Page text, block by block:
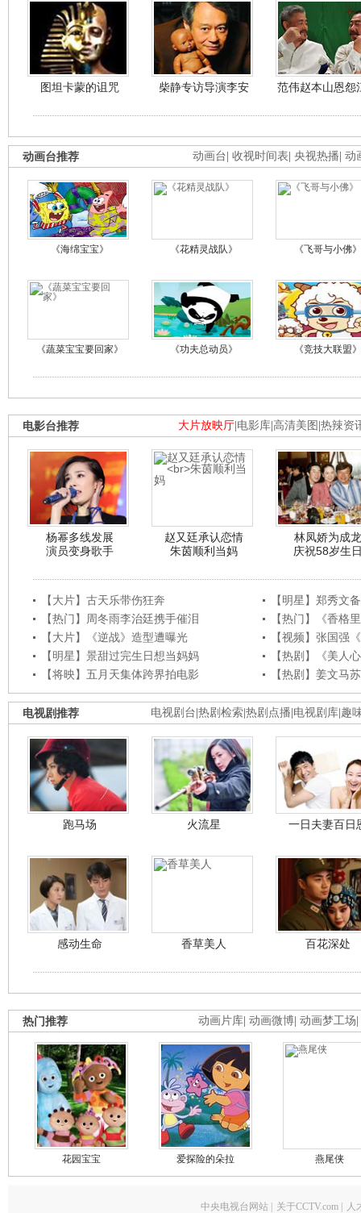
图坦卡蒙的诅咒 柴静专访导演李安 范伟赵本山恩怨
动画台 收视时间表 央视热播 动
动画台推荐
《海绵宝宝》 《花精灵战队》 《飞哥与小佛》
《蔬菜宝宝要回家》 《功夫总动员》 《竞技大联盟》
大片放映厅 电影库 高清美图 热辣资
电影台推荐
杨幂多线发展
演员变身歌手
赵又廷承认恋情
朱茵顺利当妈
林凤娇为成龙
庆祝58岁生
【大片】古天乐带伤狂奔
【明星】郑秀文
【热门】周冬雨李治廷携手催泪
【热门】《香格
【大片】《逆战》造型遭曝光
【视频】张国强
【明星】景甜过完生日想当妈妈
【热剧】《美人
【将映】五月天集体跨界拍电影
【热剧】姜文马
电视剧台 热剧检索 热剧点播 电视剧库 趣
电视剧推荐
跑马场 火流星 一日夫妻百日
感动生命 香草美人 百花深处
动画片库 动画微博 动画梦工场
热门推荐
花园宝宝 爱探险的朵拉 燕尾侠
中央电视台网站 关于CCTV.com 人